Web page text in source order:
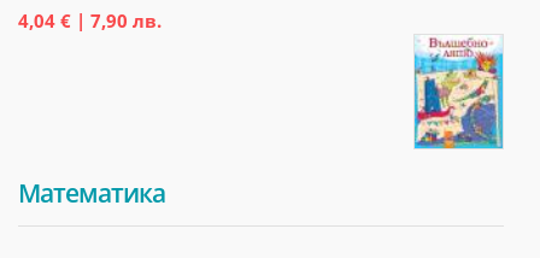
4,04 € | 7,90 лв.
Математика